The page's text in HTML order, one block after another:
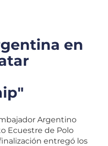
en
Argentino
Ecuestre de Polo
entregó los